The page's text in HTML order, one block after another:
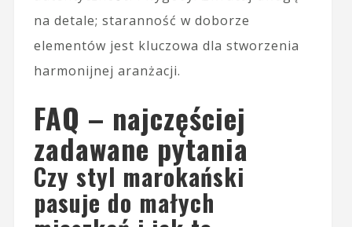
na detale; staranność w doborze
elementów jest kluczowa dla stworzenia
harmonijnej aranżacji.
FAQ – najczęściej
zadawane pytania
Czy styl marokański
pasuje do małych